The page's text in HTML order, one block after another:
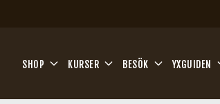
SHOP KURSER BESÖK YXGUIDEN